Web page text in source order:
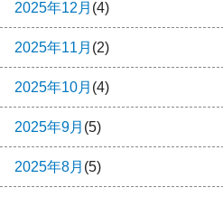
2025年12月 (4)
2025年11月 (2)
2025年10月 (4)
2025年9月 (5)
2025年8月 (5)